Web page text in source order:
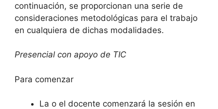
continuación, se proporcionan una serie de
consideraciones metodológicas para el trabajo
en cualquiera de dichas modalidades.
Presencial con apoyo de TIC
Para comenzar
La o el docente comenzará la sesión en